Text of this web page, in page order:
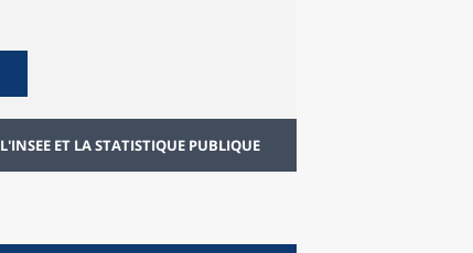
L'INSEE ET LA STATISTIQUE PUBLIQUE